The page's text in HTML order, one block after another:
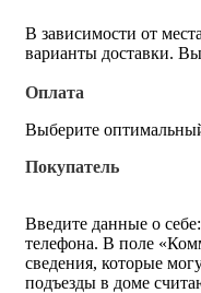
В зависимости от
варианты доставки.
Оплата
Выберите
Покупатель
Введите данные о
телефона. В поле
сведения, которые
подъезды в доме